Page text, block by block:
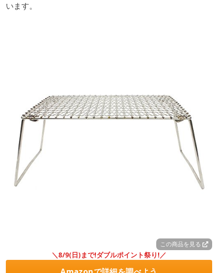
います。
この商品を見る
＼8/9(日)まで!ダブルポイント祭り!／